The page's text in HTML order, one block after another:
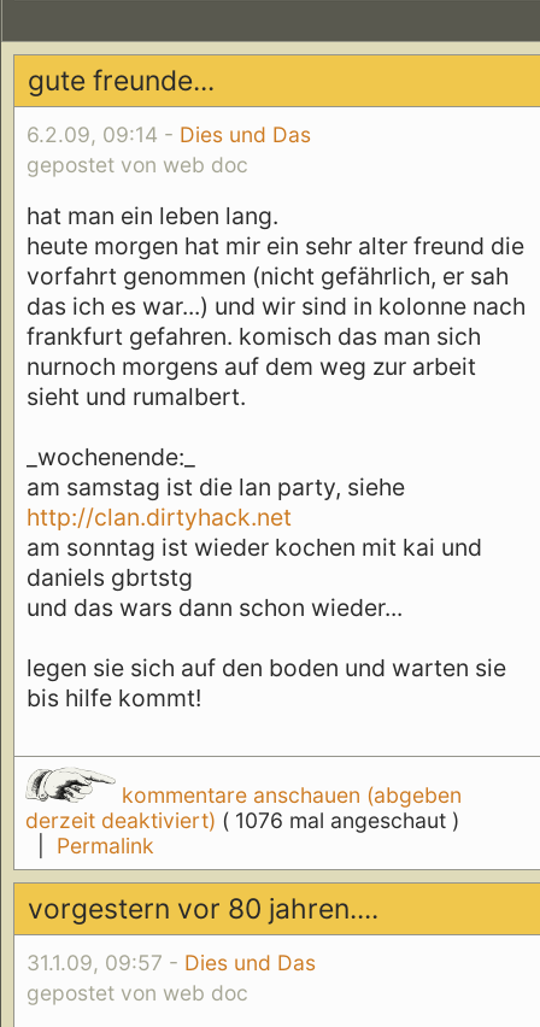
gute freunde...
6.2.09, 09:14 - Dies und Das
gepostet von web doc
hat man ein leben lang.
heute morgen hat mir ein sehr alter freund die
vorfahrt genommen (nicht gefährlich, er sah
das ich es war...) und wir sind in kolonne nach
frankfurt gefahren. komisch das man sich
nurnoch morgens auf dem weg zur arbeit
sieht und rumalbert.
_wochenende:_
am samstag ist die lan party, siehe
http://clan.dirtyhack.net
am sonntag ist wieder kochen mit kai und
daniels gbrtstg
und das wars dann schon wieder...
legen sie sich auf den boden und warten sie
bis hilfe kommt!
kommentare anschauen (abgeben
derzeit deaktiviert) ( 1076 mal angeschaut )
Permalink
vorgestern vor 80 jahren....
31.1.09, 09:57 - Dies und Das
gepostet von web doc